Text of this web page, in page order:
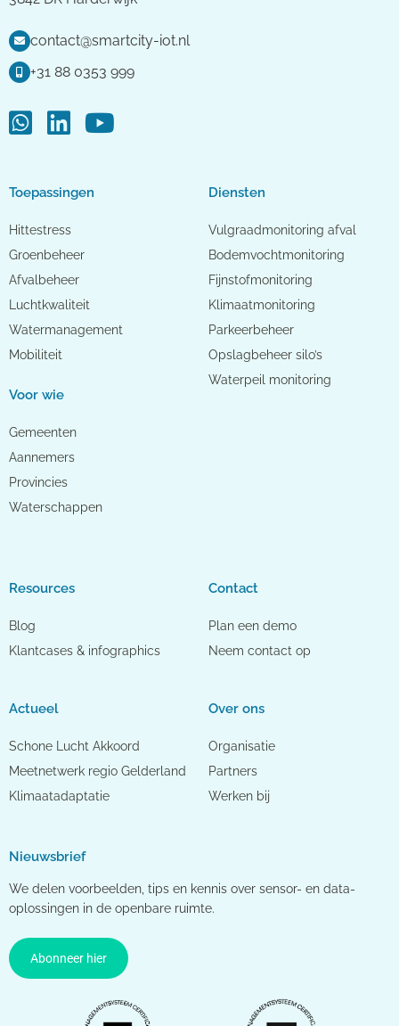
contact@smartcity-iot.nl
+31 88 0353 999
Toepassingen
Hittestress
Groenbeheer
Afvalbeheer
Luchtkwaliteit
Watermanagement
Mobiliteit
Voor wie
Gemeenten
Aannemers
Provincies
Waterschappen
Diensten
Vulgraadmonitoring afval
Bodemvochtmonitoring
Fijnstofmonitoring
Klimaatmonitoring
Parkeerbeheer
Opslagbeheer silo’s
Waterpeil monitoring
Resources
Blog
Klantcases & infographics
Actueel
Schone Lucht Akkoord
Meetnetwerk regio Gelderland
Klimaatadaptatie
Contact
Plan een demo
Neem contact op
Over ons
Organisatie
Partners
Werken bij
Nieuwsbrief
We delen voorbeelden, tips en kennis over sensor- en data-
oplossingen in de openbare ruimte.
Abonneer hier